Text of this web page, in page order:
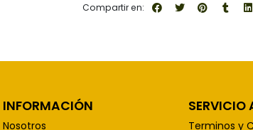
Compartir en:
INFORMACIÓN
Nosotros
SERVICIO
Terminos y